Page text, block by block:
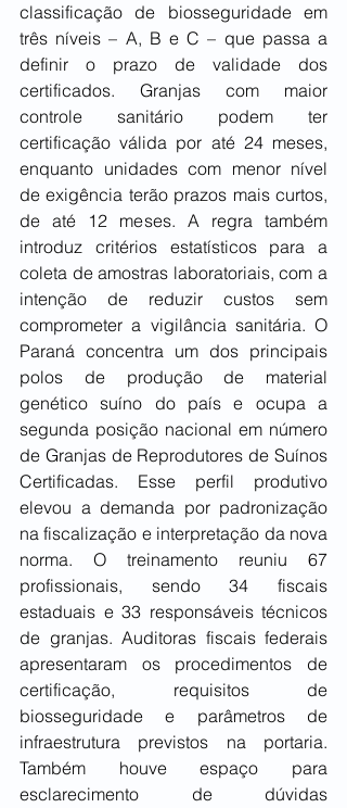
classificação de biosseguridade em
três níveis – A, B e C – que passa a
definir o prazo de validade dos
certificados. Granjas com maior
controle sanitário podem ter
certificação válida por até 24 meses,
enquanto unidades com menor nível
de exigência terão prazos mais curtos,
de até 12 meses. A regra também
introduz critérios estatísticos para a
coleta de amostras laboratoriais, com a
intenção de reduzir custos sem
comprometer a vigilância sanitária. O
Paraná concentra um dos principais
polos de produção de material
genético suíno do país e ocupa a
segunda posição nacional em número
de Granjas de Reprodutores de Suínos
Certificadas. Esse perfil produtivo
elevou a demanda por padronização
na fiscalização e interpretação da nova
norma. O treinamento reuniu 67
profissionais, sendo 34 fiscais
estaduais e 33 responsáveis técnicos
de granjas. Auditoras fiscais federais
apresentaram os procedimentos de
certificação, requisitos de
biosseguridade e parâmetros de
infraestrutura previstos na portaria.
Também houve espaço para
esclarecimento de dúvidas